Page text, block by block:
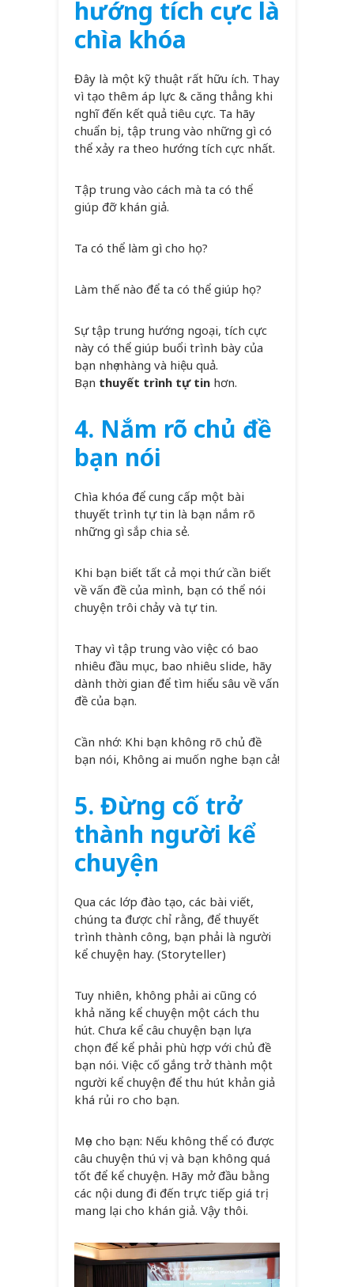
hướng tích cực là
chìa khóa
Đây là một kỹ thuật rất hữu ích. Thay
vì tạo thêm áp lực & căng thẳng khi
nghĩ đến kết quả tiêu cực. Ta hãy
chuẩn bị, tập trung vào những gì có
thể xảy ra theo hướng tích cực nhất.
Tập trung vào cách mà ta có thể
giúp đỡ khán giả.
Ta có thể làm gì cho họ?
Làm thế nào để ta có thể giúp họ?
Sự tập trung hướng ngoại, tích cực
này có thể giúp buổi trình bày của
bạn nhẹ nhàng và hiệu quả.
Bạn thuyết trình tự tin hơn.
4. Nắm rõ chủ đề
bạn nói
Chìa khóa để cung cấp một bài
thuyết trình tự tin là bạn nắm rõ
những gì sắp chia sẻ.
Khi bạn biết tất cả mọi thứ cần biết
về vấn đề của mình, bạn có thể nói
chuyện trôi chảy và tự tin.
Thay vì tập trung vào việc có bao
nhiêu đầu mục, bao nhiêu slide, hãy
dành thời gian để tìm hiểu sâu về vấn
đề của bạn.
Cần nhớ: Khi bạn không rõ chủ đề
bạn nói, Không ai muốn nghe bạn cả!
5. Đừng cố trở
thành người kể
chuyện
Qua các lớp đào tạo, các bài viết,
chúng ta được chỉ rằng, để thuyết
trình thành công, bạn phải là người
kể chuyện hay. (Storyteller)
Tuy nhiên, không phải ai cũng có
khả năng kể chuyện một cách thu
hút. Chưa kể câu chuyện bạn lựa
chọn để kể phải phù hợp với chủ đề
bạn nói. Việc cố gắng trở thành một
người kể chuyện để thu hút khản giả
khá rủi ro cho bạn.
Mẹo cho bạn: Nếu không thể có được
câu chuyện thú vị và bạn không quá
tốt để kể chuyện. Hãy mở đầu bằng
các nội dung đi đến trực tiếp giá trị
mang lại cho khán giả. Vậy thôi.